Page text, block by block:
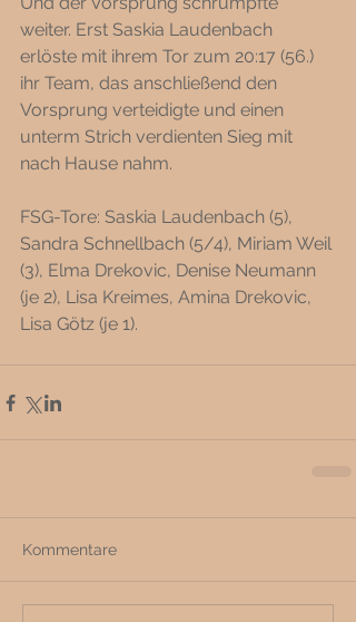
weiter. Erst Saskia Laudenbach
erlöste mit ihrem Tor zum 20:17 (56.)
ihr Team, das anschließend den
Vorsprung verteidigte und einen
unterm Strich verdienten Sieg mit
nach Hause nahm.
FSG-Tore: Saskia Laudenbach (5),
Sandra Schnellbach (5/4), Miriam Weil
(3), Elma Drekovic, Denise Neumann
(je 2), Lisa Kreimes, Amina Drekovic,
Lisa Götz (je 1).
Kommentare